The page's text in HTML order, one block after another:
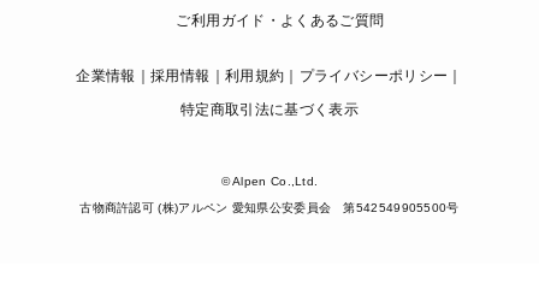
ご利用ガイド・よくあるご質問
企業情報 採用情報 利用規約
プライバシーポリシー
特定商取引法に基づく表示
© Alpen Co.,Ltd.
古物商許認可 (株)アルペン 愛知県公安委員会 第542549905500号